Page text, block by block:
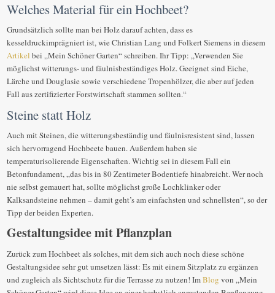
Welches Material für ein Hochbeet?
Grundsätzlich sollte man bei Holz darauf achten, dass es
kesseldruckimprägniert ist, wie Christian Lang und Folkert Siemens in diesem
Artikelbei „Mein Schöner Garten“ schreiben. Ihr Tipp: „Verwenden Sie
möglichst witterungs- und fäulnisbeständiges Holz. Geeignet sind Eiche,
Lärche und Douglasie sowie verschiedene Tropenhölzer, die aber auf jeden
Fall aus zertifizierter Forstwirtschaft stammen sollten.“
Steine statt Holz
Auch mit Steinen, die witterungsbeständig und fäulnisresistent sind, lassen
sich hervorragend Hochbeete bauen. Außerdem haben sie
temperaturisolierende Eigenschaften. Wichtig sei in diesem Fall ein
Betonfundament, „das bis in 80 Zentimeter Bodentiefe hinabreicht. Wer noch
nie selbst gemauert hat, sollte möglichst große Lochklinker oder
Kalksandsteine nehmen – damit geht’s am einfachsten und schnellsten“, so der
Tipp der beiden Experten.
Gestaltungsidee mit Pflanzplan
Zurück zum Hochbeet als solches, mit dem sich auch noch diese schöne
Gestaltungsidee sehr gut umsetzen lässt: Es mit einem Sitzplatz zu ergänzen
und zugleich als Sichtschutz für die Terrasse zu nutzen! ImBlog von „Mein